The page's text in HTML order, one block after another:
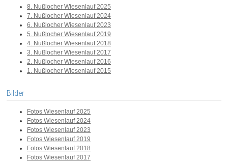
8. Nußlocher Wiesenlauf 2025
7. Nußlocher Wiesenlauf 2024
6. Nußlocher Wiesenlauf 2023
5. Nußlocher Wiesenlauf 2019
4. Nußlocher Wiesenlauf 2018
3. Nußlocher Wiesenlauf 2017
2. Nußlocher Wiesenlauf 2016
1. Nußlocher Wiesenlauf 2015
Bilder
Fotos Wiesenlauf 2025
Fotos Wiesenlauf 2024
Fotos Wiesenlauf 2023
Fotos Wiesenlauf 2019
Fotos Wiesenlauf 2018
Fotos Wiesenlauf 2017